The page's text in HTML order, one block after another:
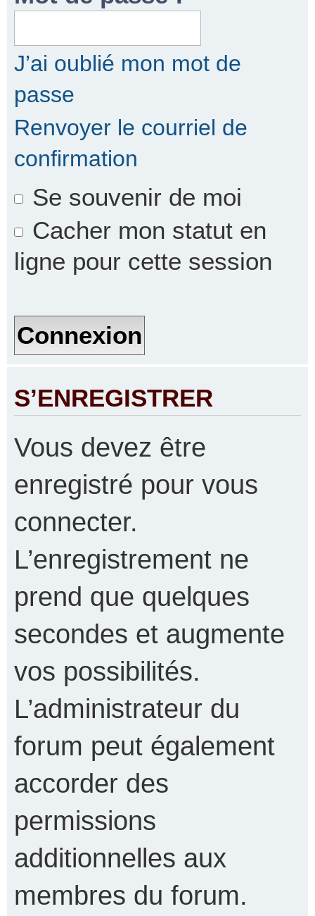
J’ai oublié mon mot de
passe
Renvoyer le courriel de
confirmation
Se souvenir de moi
Cacher mon statut en
ligne pour cette session
S’ENREGISTRER
Vous devez être
enregistré pour vous
connecter.
L’enregistrement ne
prend que quelques
secondes et augmente
vos possibilités.
L’administrateur du
forum peut également
accorder des
permissions
additionnelles aux
membres du forum.